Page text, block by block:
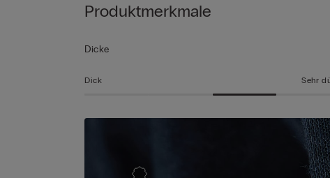
Produktmerkmale
Dicke
Dick Sehr